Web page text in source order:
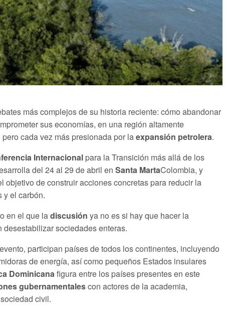
más complejos de su historia reciente: cómo abandonar
sus economías, en una región altamente
pero cada vez más presionada por laexpansión petrolera.
Internacional para la Transición más allá de los
del 24 al 29 de abril enSanta MartaColombia, y
objetivo de construir acciones concretas para reducir la
y el carbón.
en el que ladiscusión ya no es si hay que hacer la
sociedades enteras.
participan países de todos los continentes, incluyendo
de energía, así como pequeños Estados insulares
Dominicanafigura entre los países presentes en este
gubernamentalescon actores de la academia,
civil.